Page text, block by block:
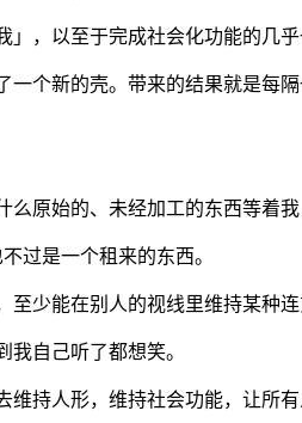
，以至于完成社会化功能的几
个新的壳。带来的结果就是每
原始的、未经加工的东西等着我
过是一个租来的东西。
少能在别人的视线里维持某种
自己听了都想笑。
持人形，维持社会功能，让所有